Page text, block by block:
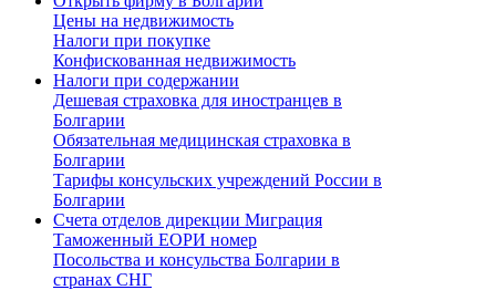
Цены на недвижимость
Налоги при покупке
Конфискованная недвижимость
Налоги при содержании
Дешевая страховка для иностранцев в
Болгарии
Обязательная медицинская страховка в
Болгарии
Тарифы консульских учреждений России в
Болгарии
Счета отделов дирекции Миграция
Таможенный ЕОРИ номер
Посольства и консульства Болгарии в
странах СНГ